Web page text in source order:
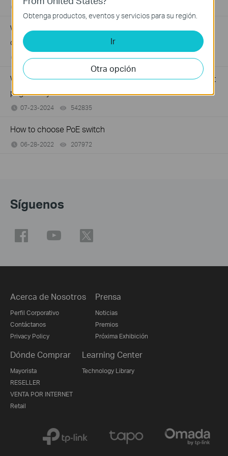
Why my PoE powered device cannot work properly when
connected to the PoE Switch?
10-23-2025 391219views
What should I do if I cannot access the web management
page of my TP-Link switch?
07-23-2024 542835
How to choose PoE switch
06-28-2022 207972
Síguenos
Acerca de Nosotros
Perfil Corporativo
Contáctanos
Privacy Policy
Prensa
Noticias
Premios
Próxima Exhibición
Dónde Comprar
Mayorista
RESELLER
VENTA POR INTERNET
Retail
Learning Center
Technology Library
Obtenga productos, eventos y servicios para su región.
Ir
Otra opción